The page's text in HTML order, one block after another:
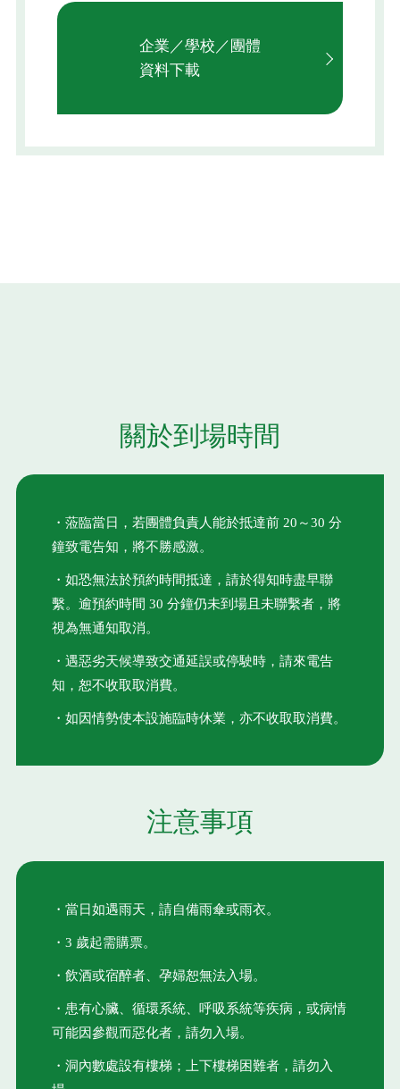
企業／學校／團體
資料下載
關於到場時間
・蒞臨當日，若團體負責人能於抵達前 20～30 分
鐘致電告知，將不勝感激。
・如恐無法於預約時間抵達，請於得知時盡早聯
繫。逾預約時間 30 分鐘仍未到場且未聯繫者，將
視為無通知取消。
・遇惡劣天候導致交通延誤或停駛時，請來電告
知，恕不收取取消費。
・如因情勢使本設施臨時休業，亦不收取取消費。
注意事項
・當日如遇雨天，請自備雨傘或雨衣。
・3 歲起需購票。
・飲酒或宿醉者、孕婦恕無法入場。
・患有心臟、循環系統、呼吸系統等疾病，或病情
可能因參觀而惡化者，請勿入場。
・洞內數處設有樓梯；上下樓梯困難者，請勿入